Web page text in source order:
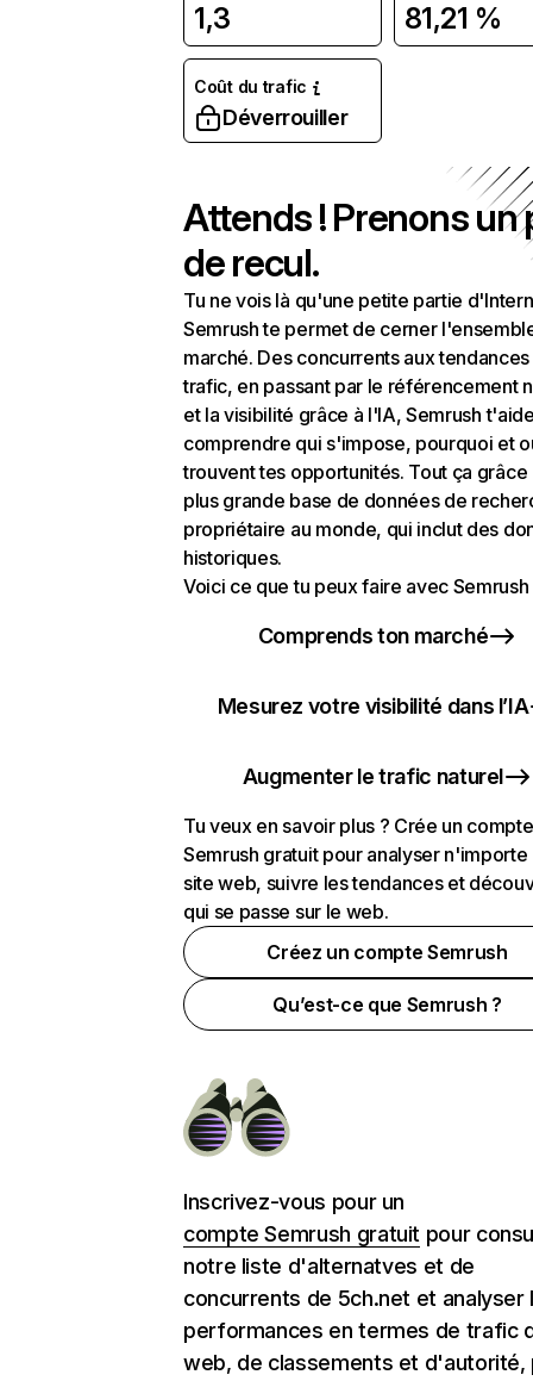
1,3 81,21 %
Coût du trafic
Déverrouiller
Attends ! Prenons un
de recul.
Tu ne vois là qu'une petite partie
Semrush te permet de cerner
marché. Des concurrents aux
trafic, en passant par le référencement
et la visibilité grâce à l'IA, Semrush
comprendre qui s'impose, pourquoi et
trouvent tes opportunités. Tout ça grâce
plus grande base de données de
propriétaire au monde, qui inclut des
historiques.
Voici ce que tu peux faire avec Semrush
Comprends ton marché
Mesurez votre visibilité dans l’IA
Augmenter le trafic naturel
Tu veux en savoir plus ? Crée un compte
Semrush gratuit pour analyser n'importe
site web, suivre les tendances et
qui se passe sur le web.
Créez un compte Semrush
Qu’est-ce que Semrush ?
Inscrivez-vous pour un
compte Semrush gratuit pour
notre liste d'alternatves et de
concurrents de 5ch.net et analyser
performances en termes de trafic
web, de classements et d'autorité,